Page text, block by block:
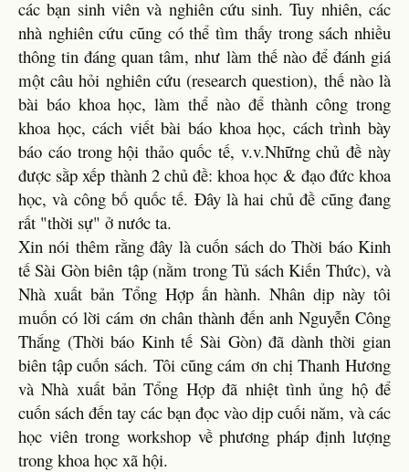
các bạn sinh viên và nghiên cứu sinh. Tuy nhiên, các
nhà nghiên cứu cũng có thể tìm thấy trong sách nhiều
thông tin đáng quan tâm, như làm thế nào để đánh giá
một câu hỏi nghiên cứu (research question), thế nào là
bài báo khoa học, làm thể nào để thành công trong
khoa học, cách viết bài báo khoa học, cách trình bày
báo cáo trong hội thảo quốc tế, v.v.Những chủ đề này
được sằp xếp thành 2 chủ đề: khoa học & đạo đức khoa
học, và công bố quốc tế. Đây là hai chủ đề cũng đang
rất "thời sự" ở nước ta.
Xin nói thêm rằng đây là cuốn sách do Thời báo Kinh
tế Sài Gòn biên tập (nằm trong Tủ sách Kiến Thức), và
Nhà xuất bản Tổng Hợp ấn hành. Nhân dịp này tôi
muốn có lời cám ơn chân thành đến anh Nguyễn Công
Thắng (Thời báo Kinh tế Sài Gòn) đã dành thời gian
biên tập cuốn sách. Tôi cũng cám ơn chị Thanh Hương
và Nhà xuất bản Tổng Hợp đã nhiệt tình ủng hộ để
cuốn sách đến tay các bạn đọc vào dịp cuối năm, và các
học viên trong workshop về phương pháp định lượng
trong khoa học xã hội.